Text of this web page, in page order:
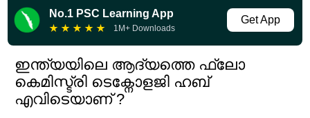
No.1 PSC Learning App
★ ★ ★ ★ ★ 1M+ Downloads
Get App
ഇന്ത്യയിലെ ആദ്യത്തെ ഫ്ലോ
കെമിസ്ട്രി ടെക്നോളജി ഹബ്
എവിടെയാണ് ?